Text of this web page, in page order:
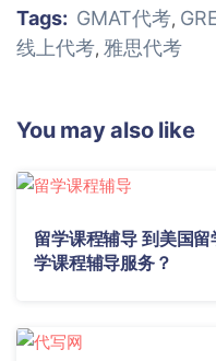
Tags: GMAT代考,
线上代考, 雅思代考
You may also like
留学课程辅导 到美国
学课程辅导服务？